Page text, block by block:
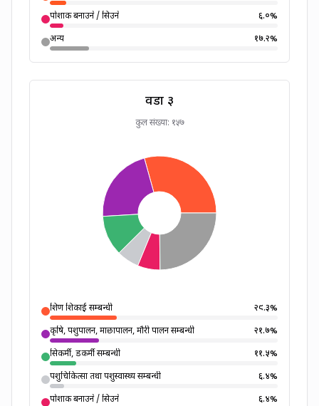
पोशाक बनाउने / सिउने
६.०%
अन्य
१७.२%
वडा ३
कुल संख्या: १५७
शिक्षण शिकाई सम्बन्धी २९.३%
कृषि, पशुपालन, माछापालन, मौरी पालन सम्बन्धी
२१.७%
सिकर्मी, डकर्मी सम्बन्धी
११.५%
पशुचिकित्सा तथा पशुस्वास्थ्य सम्बन्धी
६.४%
पोशाक बनाउने / सिउने
६.४%